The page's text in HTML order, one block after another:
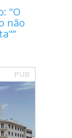
"O
não
PUB